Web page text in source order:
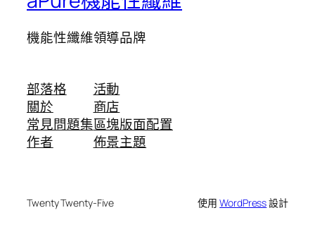
機能性纖維領導品牌
部落格
關於
常見問題集
作者
活動
商店
區塊版面配置
佈景主題
Twenty Twenty-Five 使用WordPress設計